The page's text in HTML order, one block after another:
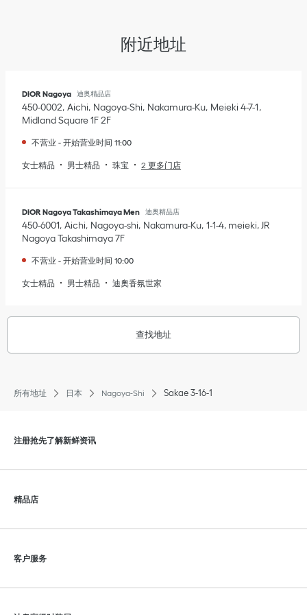
附近地址
DIOR Nagoya 迪奥精品店
450-0002 Aichi Nagoya-Shi Nakamura-Ku Meieki 4-7-1,
Midland Square 1F 2F
不营业 - 开始营业时间 11:00
女士精品 男士精品 珠宝 2 更多门店
DIOR Nagoya Takashimaya Men 迪奥精品店
450-6001 Aichi Nagoya-shi Nakamura-Ku 1-1-4, meieki, JR
Nagoya Takashimaya 7F
不营业 - 开始营业时间 10:00
女士精品 男士精品 迪奧香氛世家
查找地址
所有地址 日本 Nagoya-Shi Sakae 3-16-1
点击展开或折叠内容
注册抢先了解新鲜资讯
点击展开或折叠内容
精品店
点击展开或折叠内容
客户服务